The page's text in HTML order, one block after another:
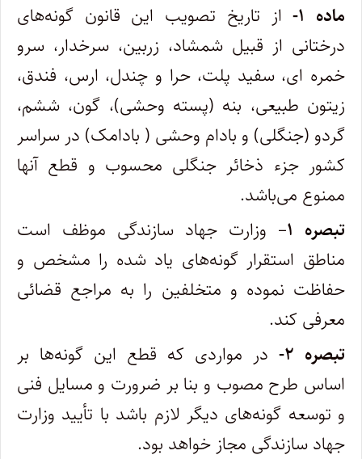
ماده ۱-
از تاریخ تصویب این قانون گونه‌های
درختانی از قبیل شمشاد، زربین، سرخدار، سرو
خمره ‌ای، سفید پلت، حرا و چندل، ارس، فندق،
زیتون‌ طبیعی، بنه (‌پسته وحشی)، گون، ششم،
گردو (‌جنگلی) و بادام وحشی (‌ بادامک) در سراسر
کشور جزء ذخائر جنگلی محسوب و قطع آنها
ممنوع‌ می‌باشد.
تبصره ۱
– وزارت جهاد سازندگی موظف است
مناطق استقرار گونه‌های یاد شده را مشخص و
حفاظت نموده و متخلفین را به مراجع قضائی‌
معرفی کند.
تبصره ۲-
در مواردی که قطع این گونه‌ها بر
اساس طرح مصوب و بنا بر ضرورت و مسایل فنی
و توسعه گونه‌های دیگر لازم باشد با تأیید وزارت‌
جهاد سازندگی مجاز خواهد بود. ‌